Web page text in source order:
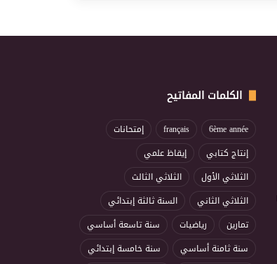
الكلمات المفاتيح
6ème année
français
إمتحانات
إنتاج كتابي
إيقاظ علمي
الثلاثي الأول
الثلاثي الثالث
الثلاثي الثاني
السنة ثالثة إبتدائي
تمارين
رياضيات
سنة تاسعة أساسي
سنة ثامنة أساسي
سنة خامسة إبتدائي